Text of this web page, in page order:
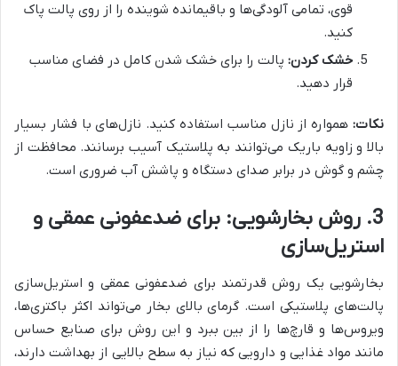
قوی، تمامی آلودگی‌ها و باقیمانده شوینده را از روی پالت پاک
کنید.
خشک کردن: پالت را برای خشک شدن کامل در فضای مناسب
قرار دهید.
نکات: همواره از نازل مناسب استفاده کنید. نازل‌های با فشار بسیار
بالا و زاویه باریک می‌توانند به پلاستیک آسیب برسانند. محافظت از
چشم و گوش در برابر صدای دستگاه و پاشش آب ضروری است.
3. روش بخارشویی: برای ضدعفونی عمقی و
استریل‌سازی
بخارشویی یک روش قدرتمند برای ضدعفونی عمقی و استریل‌سازی
پالت‌های پلاستیکی است. گرمای بالای بخار می‌تواند اکثر باکتری‌ها،
ویروس‌ها و قارچ‌ها را از بین ببرد و این روش برای صنایع حساس
مانند مواد غذایی و دارویی که نیاز به سطح بالایی از بهداشت دارند،